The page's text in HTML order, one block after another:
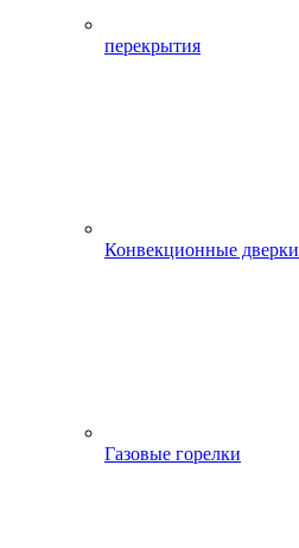
перекрытия
Конвекционные дверки
Газовые горелки